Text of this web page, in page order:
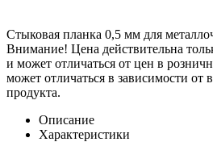
Стыковая планка 0,5 мм для
Внимание! Цена действительна
и может отличаться от цен в
может отличаться в зависимости от
продукта.
Описание
Характеристики